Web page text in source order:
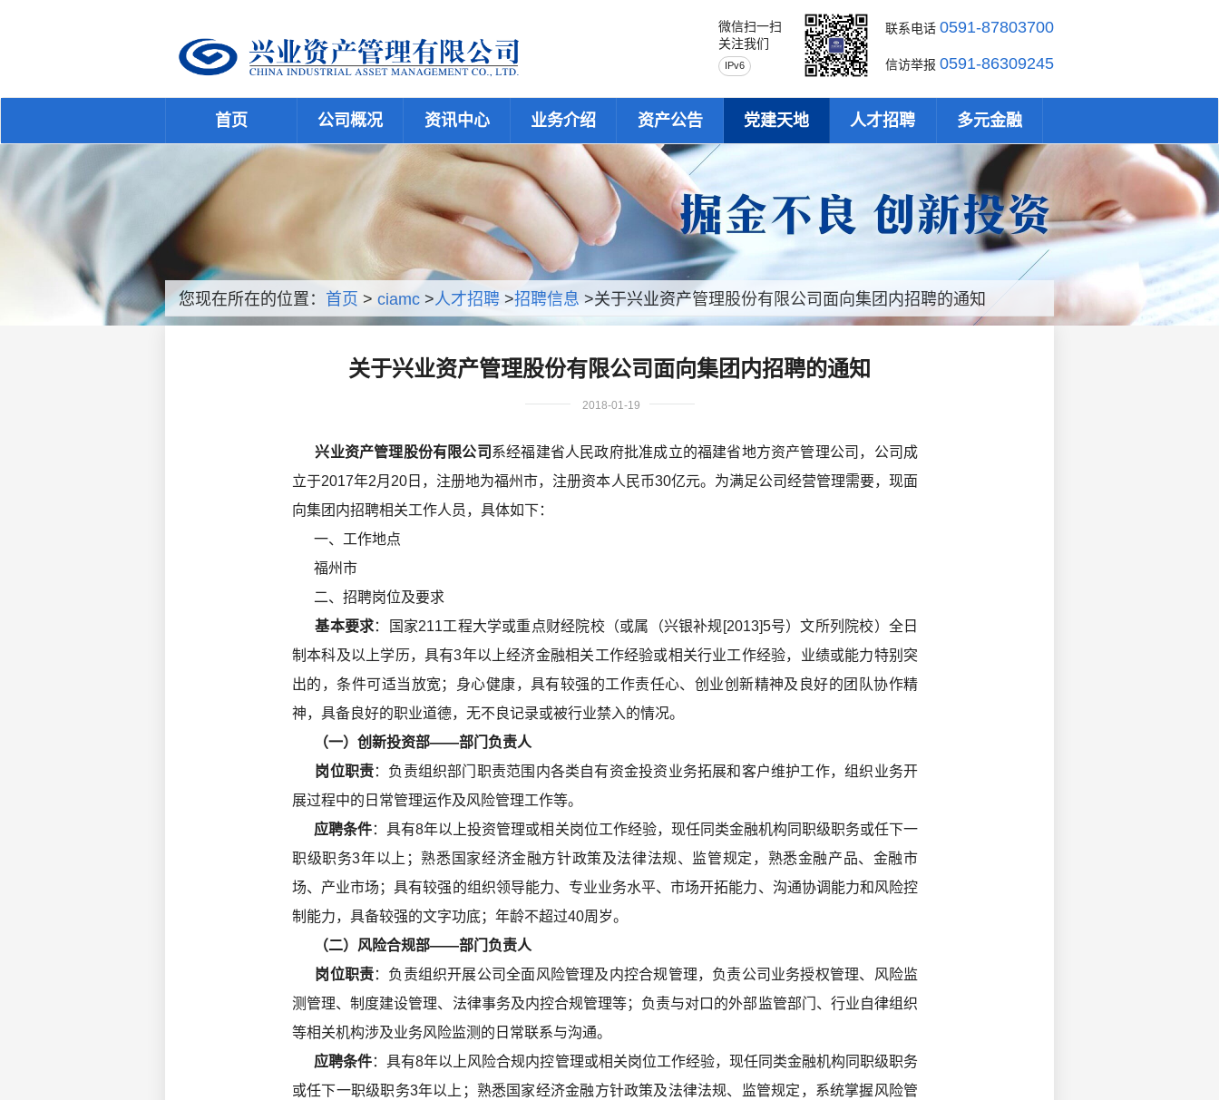
微信扫一扫
关注我们
IPv6
联系电话 0591-87803700
信访举报 0591-86309245
首页 公司概况 资讯中心 业务介绍 资产公告 党建天地 人才招聘 多元金融
您现在所在的位置： 首页 > ciamc >人才招聘 >招聘信息 >关于兴业资产管理股份有限公司面向集团内招聘的通知
关于兴业资产管理股份有限公司面向集团内招聘的通知
2018-01-19
兴业资产管理股份有限公司 系经福建省人民政府批准成立的福建省地方资产管理公司，公司成
立于2017年2月20日，注册地为福州市，注册资本人民币30亿元。为满足公司经营管理需要，现面
向集团内招聘相关工作人员，具体如下：
一、工作地点
福州市
二、招聘岗位及要求
基本要求：国家211工程大学或重点财经院校（或属（兴银补规[2013]5号）文所列院校）全日
制本科及以上学历，具有3年以上经济金融相关工作经验或相关行业工作经验，业绩或能力特别突
出的，条件可适当放宽；身心健康，具有较强的工作责任心、创业创新精神及良好的团队协作精
神，具备良好的职业道德，无不良记录或被行业禁入的情况。
（一）创新投资部——部门负责人
岗位职责：负责组织部门职责范围内各类自有资金投资业务拓展和客户维护工作，组织业务开
展过程中的日常管理运作及风险管理工作等。
应聘条件：具有8年以上投资管理或相关岗位工作经验，现任同类金融机构同职级职务或任下一
职级职务3年以上；熟悉国家经济金融方针政策及法律法规、监管规定，熟悉金融产品、金融市
场、产业市场；具有较强的组织领导能力、专业业务水平、市场开拓能力、沟通协调能力和风险控
制能力，具备较强的文字功底；年龄不超过40周岁。
（二）风险合规部——部门负责人
岗位职责：负责组织开展公司全面风险管理及内控合规管理，负责公司业务授权管理、风险监
测管理、制度建设管理、法律事务及内控合规管理等；负责与对口的外部监管部门、行业自律组织
等相关机构涉及业务风险监测的日常联系与沟通。
应聘条件：具有8年以上风险合规内控管理或相关岗位工作经验，现任同类金融机构同职级职务
或任下一职级职务3年以上；熟悉国家经济金融方针政策及法律法规、监管规定，系统掌握风险管